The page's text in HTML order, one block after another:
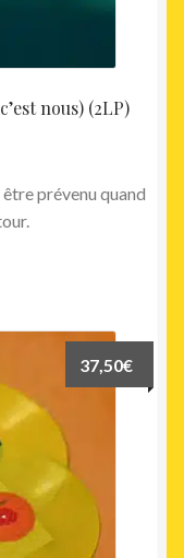
nous) (2LP)
prévenu quand
37,50€